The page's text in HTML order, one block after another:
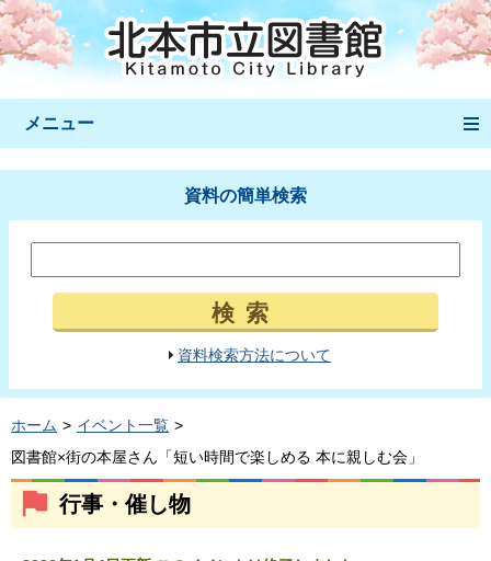
メニュー
資料の簡単検索
検索
資料検索方法について
ホーム
イベント一覧
図書館×街の本屋さん「短い時間で楽しめる 本に親しむ会」
行事・催し物